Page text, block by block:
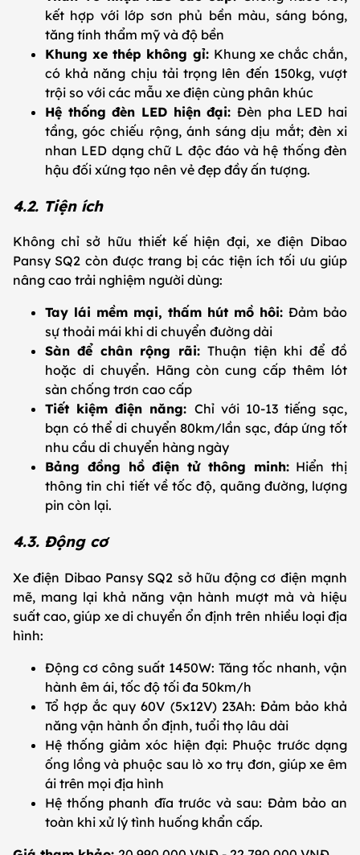
kết hợp với lớp sơn phủ bền màu, sáng bóng,
tăng tính thẩm mỹ và độ bền
Khung xe thép không gỉ: Khung xe chắc chắn,
có khả năng chịu tải trọng lên đến 150kg, vượt
trội so với các mẫu xe điện cùng phân khúc
Hệ thống đèn LED hiện đại: Đèn pha LED hai
tầng, góc chiếu rộng, ánh sáng dịu mắt; đèn xi
nhan LED dạng chữ L độc đáo và hệ thống đèn
hậu đối xứng tạo nên vẻ đẹp đầy ấn tượng.
4.2. Tiện ích
Không chỉ sở hữu thiết kế hiện đại, xe điện Dibao
Pansy SQ2 còn được trang bị các tiện ích tối ưu giúp
nâng cao trải nghiệm người dùng:
Tay lái mềm mại, thấm hút mồ hôi: Đảm bảo
sự thoải mái khi di chuyển đường dài
Sàn để chân rộng rãi:Thuận tiện khi để đồ
hoặc di chuyển. Hãng còn cung cấp thêm lót
sàn chống trơn cao cấp
Tiết kiệm điện năng: Chỉ với 10-13 tiếng sạc,
bạn có thể di chuyển 80km/lần sạc, đáp ứng tốt
nhu cầu di chuyển hàng ngày
Bảng đồng hồ điện tử thông minh:Hiển thị
thông tin chi tiết về tốc độ, quãng đường, lượng
pin còn lại.
4.3. Động cơ
Xe điện Dibao Pansy SQ2 sở hữu động cơ điện mạnh
mẽ, mang lại khả năng vận hành mượt mà và hiệu
suất cao, giúp xe di chuyển ổn định trên nhiều loại địa
hình:
Động cơ công suất 1450W: Tăng tốc nhanh, vận
hành êm ái, tốc độ tối đa 50km/h
Tổ hợp ắc quy 60V (5x12V) 23Ah: Đảm bảo khả
năng vận hành ổn định, tuổi thọ lâu dài
Hệ thống giảm xóc hiện đại: Phuộc trước dạng
ống lồng và phuộc sau lò xo trụ đơn, giúp xe êm
ái trên mọi địa hình
Hệ thống phanh đĩa trước và sau: Đảm bảo an
toàn khi xử lý tình huống khẩn cấp.